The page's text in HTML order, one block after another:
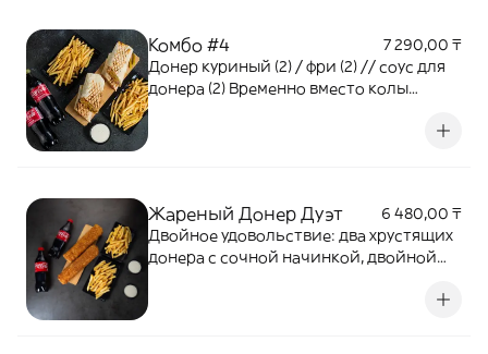
Комбо #4
7 290,00 ₸
Донер куриный (2) / фри (2) // соус для
донера (2) Временно вместо колы
Жареный Донер Дуэт
6 480,00 ₸
Двойное удовольствие: два хрустящих
донера с сочной начинкой, двойной